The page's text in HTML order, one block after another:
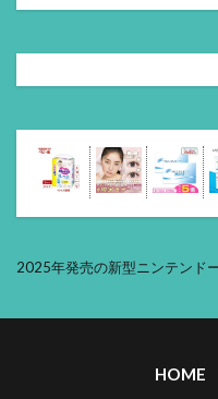
2025年発売の新型ニンテンド
HOME